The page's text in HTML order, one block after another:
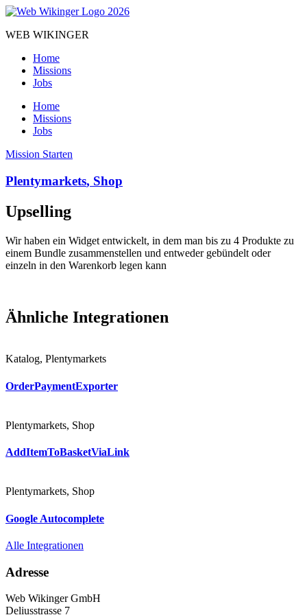
Zum
springen
WEB WIKINGER
Home
Missions
Jobs
Home
Missions
Jobs
Mission Starten
Plentymarkets, Shop
Upselling
Wir haben ein Widget entwickelt, in dem man bis zu 4 Produkte zu
einem Bundle zusammenstellen und entweder gebündelt oder
einzeln in den Warenkorb legen kann
Ähnliche Integrationen
Katalog, Plentymarkets
OrderPayment­Exporter
Plentymarkets, Shop
AddItemTo­BasketViaLink
Plentymarkets, Shop
Google Autocomplete
Alle Integrationen
Adresse
Web Wikinger GmbH
Deliusstrasse 7